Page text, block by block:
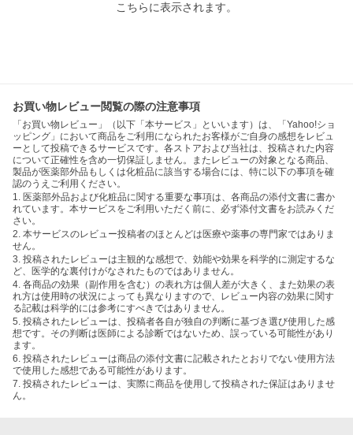
こちらに表示されます。
お買い物レビュー閲覧の際の注意事項
「お買い物レビュー」（以下「本サービス」といいます）は、「Yahoo!ショ
ッピング」において商品をご利用になられたお客様がご自身の感想をレビュ
ーとして投稿できるサービスです。各ストアおよび当社は、投稿された内容
について正確性を含め一切保証しません。またレビューの対象となる商品、
製品が医薬部外品もしくは化粧品に該当する場合には、特に以下の事項を確
認のうえご利用ください。
1. 医薬部外品および化粧品に関する重要な事項は、各商品の添付文書に書か
れています。本サービスをご利用いただく前に、必ず添付文書をお読みくだ
さい。
2. 本サービスのレビュー投稿者のほとんどは医療や薬事の専門家ではありま
せん。
3. 投稿されたレビューは主観的な感想で、効能や効果を科学的に測定するな
ど、医学的な裏付けがなされたものではありません。
4. 各商品の効果（副作用を含む）の表れ方は個人差が大きく、また効果の表
れ方は使用時の状況によっても異なりますので、レビュー内容の効果に関す
る記載は科学的には参考にすべきではありません。
5. 投稿されたレビューは、投稿者各自が独自の判断に基づき選び使用した感
想です。その判断は医師による診断ではないため、誤っている可能性があり
ます。
6. 投稿されたレビューは商品の添付文書に記載されたとおりでない使用方法
で使用した感想である可能性があります。
7. 投稿されたレビューは、実際に商品を使用して投稿された保証はありませ
ん。